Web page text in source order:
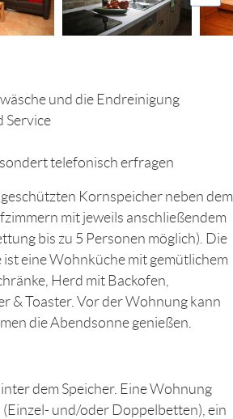
und die Endreinigung
Service
telefonisch erfragen
Kornspeicher neben dem
mit jeweils anschließendem
bis zu 5 Personen möglich). Die
eine Wohnküche mit gemütlichem
Herd mit Backofen,
& Toaster. Vor der Wohnung kann
die Abendsonne genießen.
dem Speicher. Eine Wohnung
und/oder Doppelbetten), ein